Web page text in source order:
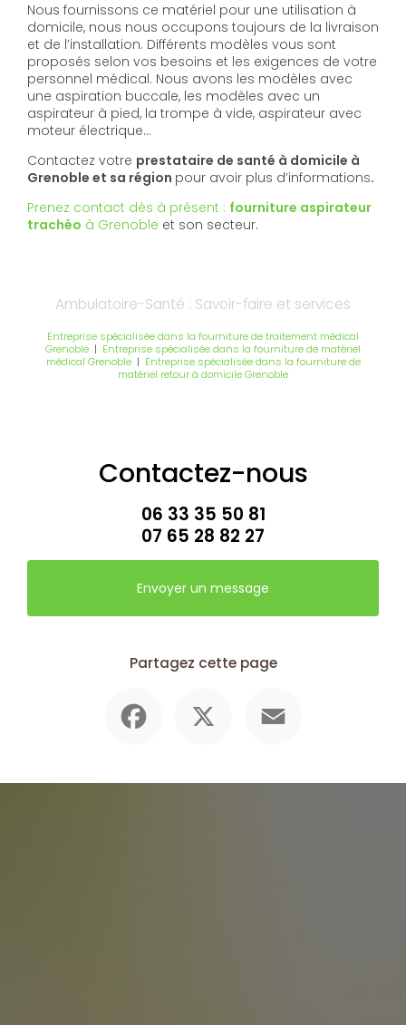
Nous fournissons ce matériel pour une utilisation à
domicile, nous nous occupons toujours de la livraison
et de l’installation. Différents modèles vous sont
proposés selon vos besoins et les exigences de votre
personnel médical. Nous avons les modèles avec
une aspiration buccale, les modèles avec un
aspirateur à pied, la trompe à vide, aspirateur avec
moteur électrique…
Contactez votre prestataire de santé à domicile à
Grenoble et sa région pour avoir plus d’informations.
Prenez contact dès à présent : fourniture aspirateur
trachéo à Grenoble et son secteur.
Ambulatoire-Santé : Savoir-faire et services
Entreprise spécialisée dans la fourniture de traitement médical
Grenoble | Entreprise spécialisée dans la fourniture de matériel
médical Grenoble| Entreprise spécialisée dans la fourniture de
matériel retour à domicile Grenoble
Contactez-nous
06 33 35 50 81
07 65 28 82 27
Envoyer un message
Partagez cette page